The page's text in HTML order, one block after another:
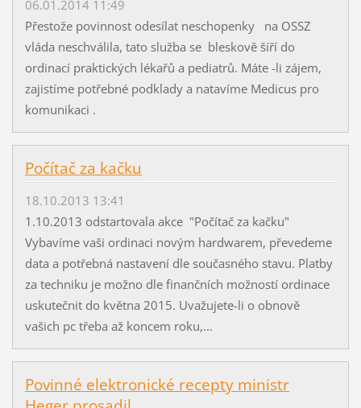
06.01.2014 11:49
Přestože povinnost odesílat neschopenky na OSSZ
vláda neschválila, tato služba se bleskově šíří do
ordinací praktických lékařů a pediatrů. Máte -li zájem,
zajistíme potřebné podklady a natavíme Medicus pro
komunikaci .
Počítač za kačku
18.10.2013 13:41
1.10.2013 odstartovala akce "Počítač za kačku"
Vybavíme vaši ordinaci novým hardwarem, převedeme
data a potřebná nastavení dle současného stavu. Platby
za techniku je možno dle finančních možností ordinace
uskutečnit do května 2015. Uvažujete-li o obnově
vašich pc třeba až koncem roku,...
Povinné elektronické recepty ministr